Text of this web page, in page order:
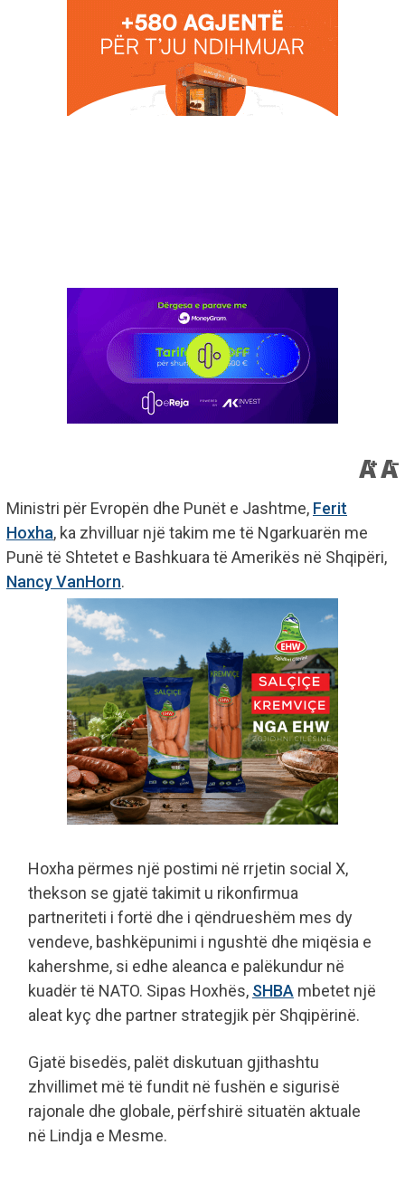
Ministri për Evropën dhe Punët e Jashtme, Ferit
Hoxha, ka zhvilluar një takim me të Ngarkuarën me
Punë të Shtetet e Bashkuara të Amerikës në Shqipëri,
Nancy VanHorn.
Hoxha përmes një postimi në rrjetin social X,
thekson se gjatë takimit u rikonfirmua
partneriteti i fortë dhe i qëndrueshëm mes dy
vendeve, bashkëpunimi i ngushtë dhe miqësia e
kahershme, si edhe aleanca e palëkundur në
kuadër të NATO. Sipas Hoxhës, SHBA mbetet një
aleat kyç dhe partner strategjik për Shqipërinë.
Gjatë bisedës, palët diskutuan gjithashtu
zhvillimet më të fundit në fushën e sigurisë
rajonale dhe globale, përfshirë situatën aktuale
në Lindja e Mesme.